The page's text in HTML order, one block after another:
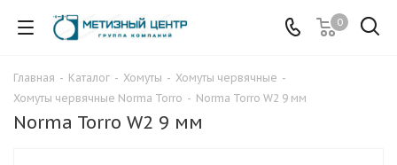
0
Главная - Каталог - Хомуты - Хомуты червячные -
Хомуты червячные Norma Torro - Norma Torro W2 9 мм
Norma Torro W2 9 мм